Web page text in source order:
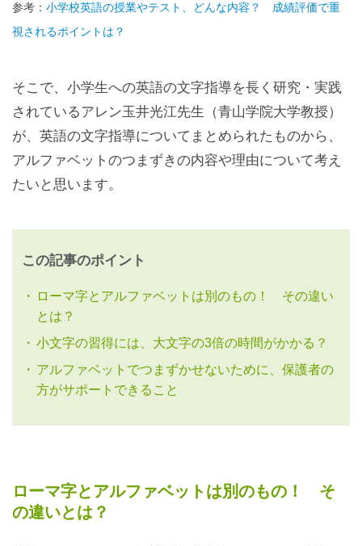
参考： 小学校英語の授業やテスト、どんな内容？ 成績評価で重
視されるポイントは？
そこで、小学生への英語の文字指導を長く研究・実践
されているアレン玉井光江先生（青山学院大学教授）
が、英語の文字指導についてまとめられたものから、
アルファベットのつまずきの内容や理由について考え
たいと思います。
この記事のポイント
ローマ字とアルファベットは別のもの！ その違い
とは？
小文字の習得には、大文字の3倍の時間がかかる？
アルファベットでつまずかせないために、保護者の
方がサポートできること
ローマ字とアルファベットは別のもの！ そ
の違いとは？